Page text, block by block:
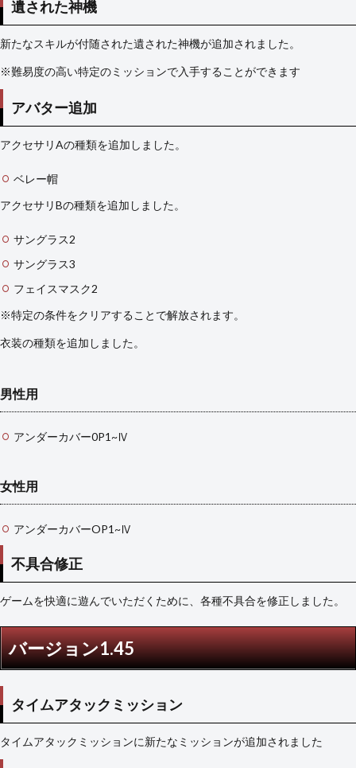
遺された神機
新たなスキルが付随された遺された神機が追加されました。
※難易度の高い特定のミッションで入手することができます
アバター追加
アクセサリAの種類を追加しました。
ベレー帽
アクセサリBの種類を追加しました。
サングラス2
サングラス3
フェイスマスク2
※特定の条件をクリアすることで解放されます。
衣装の種類を追加しました。
男性用
アンダーカバー0P1~Ⅳ
女性用
アンダーカバーOP1~Ⅳ
不具合修正
ゲームを快適に遊んでいただくために、各種不具合を修正しました。
バージョン1.45
タイムアタックミッション
タイムアタックミッションに新たなミッションが追加されました